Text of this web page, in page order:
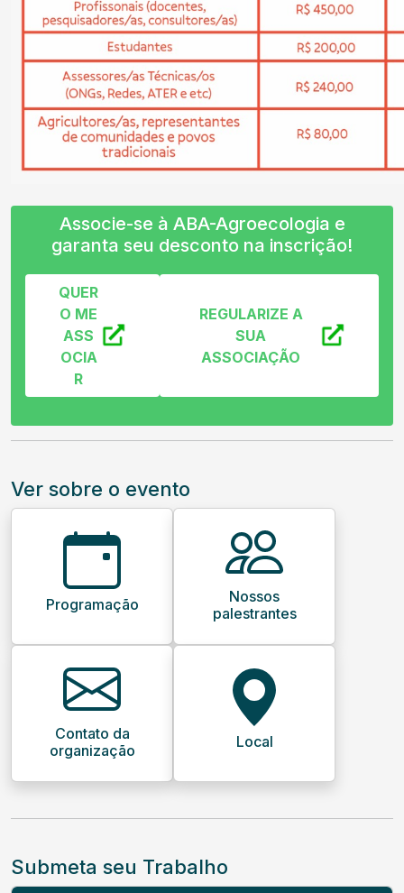
Associe-se à ABA-Agroecologia e
garanta seu desconto na inscrição!
QUER
O ME
ASS
OCIA
R
REGULARIZE A
SUA
ASSOCIAÇÃO
Ver sobre o evento
Programação
Nossos
palestrantes
Contato da
organização
Local
Submeta seu Trabalho